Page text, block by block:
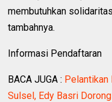
membutuhkan
tambahnya.
Informasi Pendaftaran
BACA JUGA : Pelantikan
Sulsel, Edy Basri